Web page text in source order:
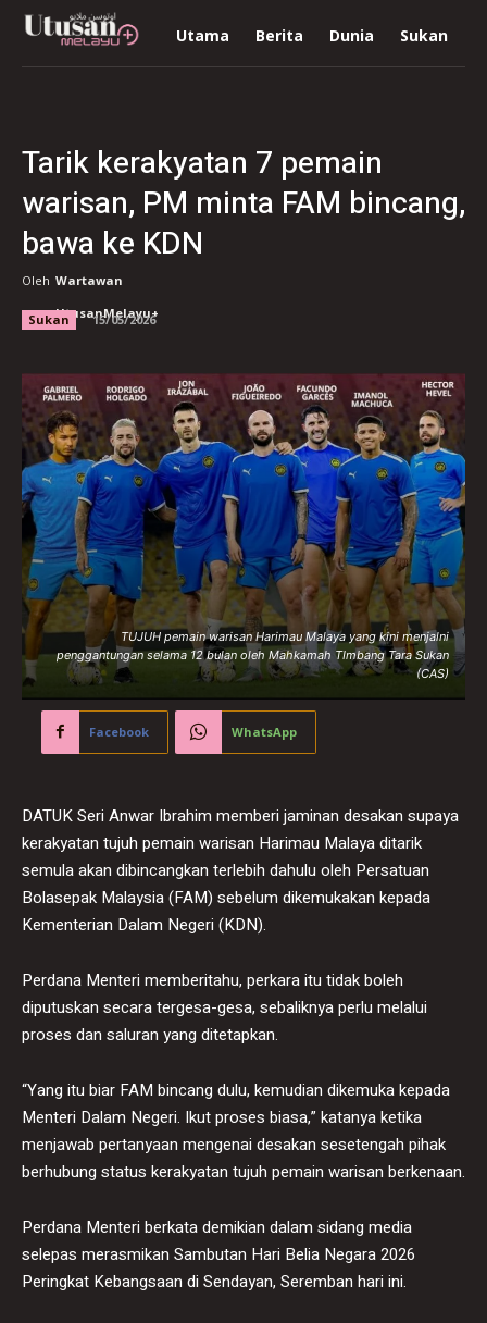
Utama Berita Dunia Sukan
Tarik kerakyatan 7 pemain
warisan, PM minta FAM bincang,
bawa ke KDN
Oleh Wartawan
UtusanMelayu+
Sukan 15/05/2026
TUJUH pemain warisan Harimau Malaya yang kini menjalni
penggantungan selama 12 bulan oleh Mahkamah TImbang Tara Sukan
(CAS)
Facebook WhatsApp
DATUK Seri Anwar Ibrahim memberi jaminan desakan supaya
kerakyatan tujuh pemain warisan Harimau Malaya ditarik
semula akan dibincangkan terlebih dahulu oleh Persatuan
Bolasepak Malaysia (FAM) sebelum dikemukakan kepada
Kementerian Dalam Negeri (KDN).
Perdana Menteri memberitahu, perkara itu tidak boleh
diputuskan secara tergesa-gesa, sebaliknya perlu melalui
proses dan saluran yang ditetapkan.
“Yang itu biar FAM bincang dulu, kemudian dikemuka kepada
Menteri Dalam Negeri. Ikut proses biasa,” katanya ketika
menjawab pertanyaan mengenai desakan sesetengah pihak
berhubung status kerakyatan tujuh pemain warisan berkenaan.
Perdana Menteri berkata demikian dalam sidang media
selepas merasmikan Sambutan Hari Belia Negara 2026
Peringkat Kebangsaan di Sendayan, Seremban hari ini.